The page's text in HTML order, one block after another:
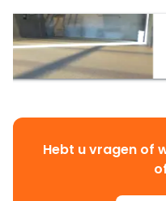
Hebt u vragen of